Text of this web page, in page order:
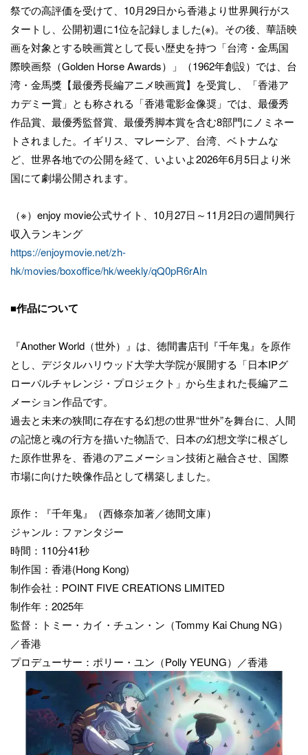
祭での高評価を受けて、10月29日から香港より世界興行がス
タートし、公開初週に1位を記録しました(※)。その後、華語映
画を対象とする映画賞として長い歴史を持つ「台湾・金馬国
際映画祭（Golden Horse Awards）」（1962年創設）では、台
湾・金馬獎【最優秀長編アニメ映画賞】を受賞し、「香港ア
カデミー賞」とも称される「香港電影金像奨」では、最優秀
作品賞、最優秀監督賞、最優秀脚本賞を含む8部門にノミネー
トされました。イギリス、マレーシア、台湾、ベトナムな
ど、世界各地での公開を経て、いよいよ2026年6月5日より米
国にて劇場公開されます。
（※）enjoy movie公式サイト、10月27日～11月2日の週間興行
収入ランキング
https://enjoymovie.net/zh-
hk/movies/boxoffice/hk/weekly/qQ0pR6rAln
■作品について
『Another World（世外）』は、徳間書店刊『千年鬼』を原作
とし、デジタルハリウッド大学大学院が展開する「日本IPグ
ローバルチャレンジ・プロジェクト」から生まれた長編アニ
メーション作品です。
過去と未来の狭間に存在する幻想の世界“世外”を舞台に、人間
の記憶と魂の行方を描いた物語で、日本の幻想文学に根ざし
た原作世界を、香港のアニメーション技術と融合させ、国際
市場に向けた映像作品として構築しました。
原作：『千年鬼』（西條奈加著／徳間文庫）
ジャンル：ファンタジー
時間：110分41秒
制作国：香港(Hong Kong)
制作会社：POINT FIVE CREATIONS LIMITED
制作年：2025年
監督：トミー・カイ・チュン・ン（Tommy Kai Chung NG）
／香港
プロデューサー：ポリー・ユン（Polly YEUNG）／香港